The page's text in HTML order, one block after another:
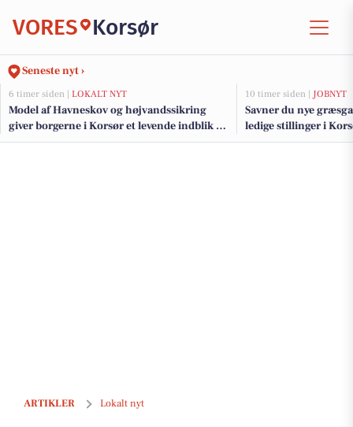
VORES Korsør
Seneste nyt ›
6 timer siden | LOKALT NYT
Model af Havneskov og højvandssikring
giver borgerne i Korsør et levende indblik i
kommende projekt
10 timer siden | JOBNYT
Savner du nye
ledige stillinger i
ARTIKLER Lokalt nyt
Sådan stemmer du til kommunal- og regionalvalget i Slagelse –